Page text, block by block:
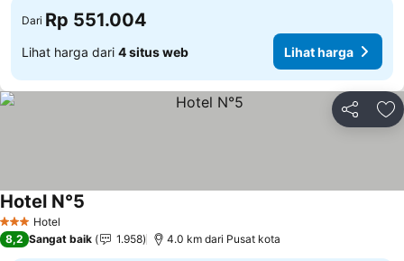
Dari Rp 551.004
Lihat harga dari 4 situs web Lihat harga
Bagikan
3 BintangHotel
Hotel N°5
8,2 Sangat baik 1.958 4.0 km dari Pusat kota